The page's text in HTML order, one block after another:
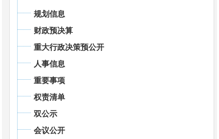
规划信息
财政预决算
重大行政决策预公开
人事信息
重要事项
权责清单
双公示
会议公开